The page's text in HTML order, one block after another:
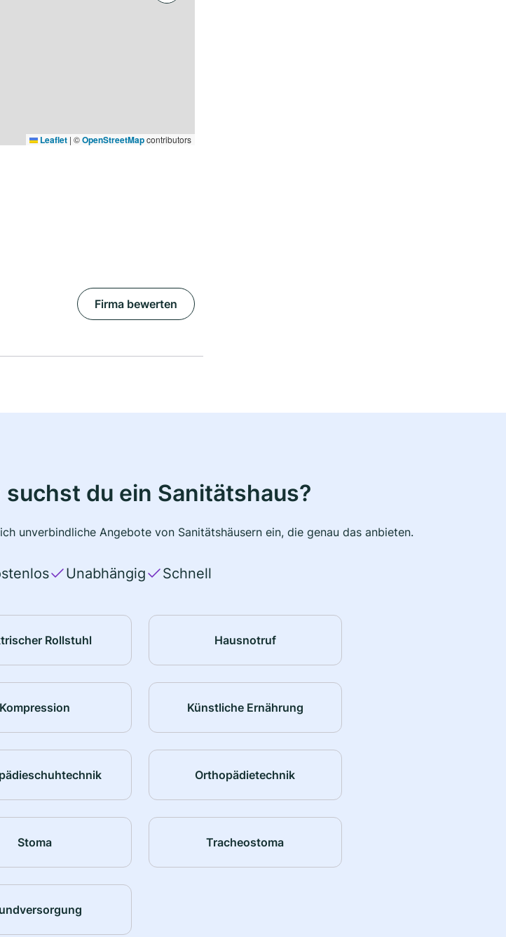
Leaflet | ©OpenStreetMapcontributors
Firma bewerten
du ein Sanitätshaus?
unverbindliche Angebote von Sanitätshäusern ein, die genau das anbieten.
Unabhängig Schnell
Rollstuhl Hausnotruf
Kompression Künstliche Ernährung
Orthopädietechnik
Stoma Tracheostoma